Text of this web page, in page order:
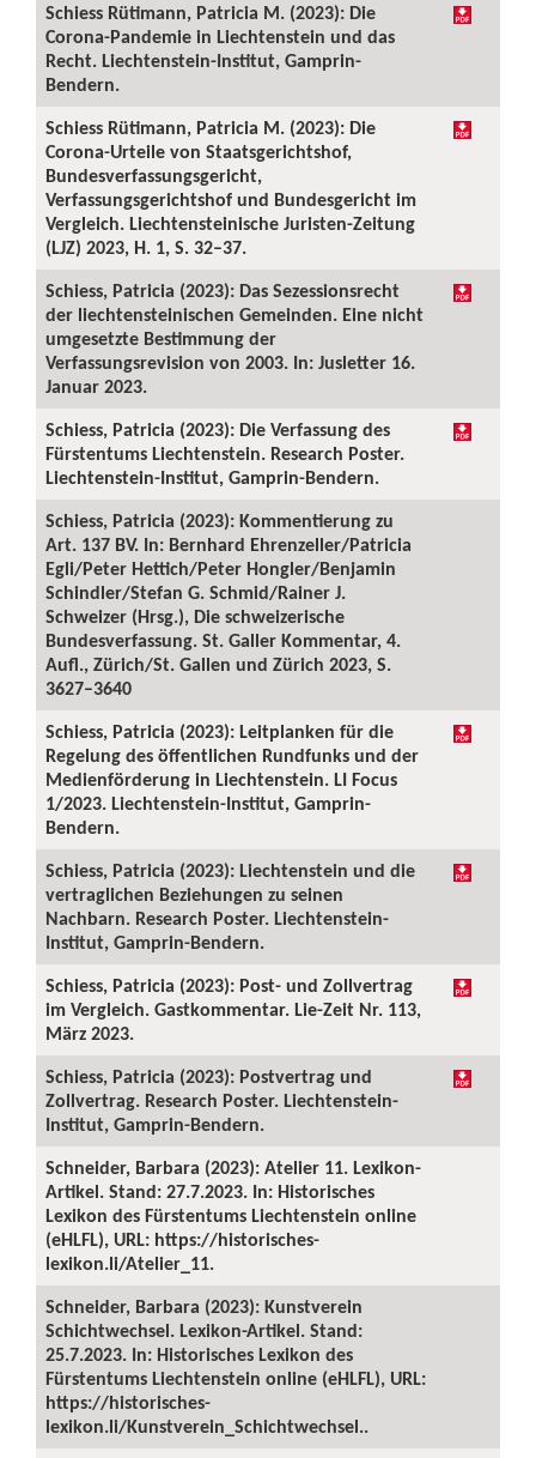
Schiess Rütimann, Patricia M. (2023): Die
Corona-Pandemie in Liechtenstein und das
Recht. Liechtenstein-Institut, Gamprin-
Bendern.
Schiess Rütimann, Patricia M. (2023): Die
Corona-Urteile von Staatsgerichtshof,
Bundesverfassungsgericht,
Verfassungsgerichtshof und Bundesgericht im
Vergleich. Liechtensteinische Juristen-Zeitung
(LJZ) 2023, H. 1, S. 32–37.
Schiess, Patricia (2023): Das Sezessionsrecht
der liechtensteinischen Gemeinden. Eine nicht
umgesetzte Bestimmung der
Verfassungsrevision von 2003. In: Jusletter 16.
Januar 2023.
Schiess, Patricia (2023): Die Verfassung des
Fürstentums Liechtenstein. Research Poster.
Liechtenstein-Institut, Gamprin-Bendern.
Schiess, Patricia (2023): Kommentierung zu
Art. 137 BV. In: Bernhard Ehrenzeller/Patricia
Egli/Peter Hettich/Peter Hongler/Benjamin
Schindler/Stefan G. Schmid/Rainer J.
Schweizer (Hrsg.), Die schweizerische
Bundesverfassung. St. Galler Kommentar, 4.
Aufl., Zürich/St. Gallen und Zürich 2023, S.
3627–3640
Schiess, Patricia (2023): Leitplanken für die
Regelung des öffentlichen Rundfunks und der
Medienförderung in Liechtenstein. LI Focus
1/2023. Liechtenstein-Institut, Gamprin-
Bendern.
Schiess, Patricia (2023): Liechtenstein und die
vertraglichen Beziehungen zu seinen
Nachbarn. Research Poster. Liechtenstein-
Institut, Gamprin-Bendern.
Schiess, Patricia (2023): Post- und Zollvertrag
im Vergleich. Gastkommentar. Lie-Zeit Nr. 113,
März 2023.
Schiess, Patricia (2023): Postvertrag und
Zollvertrag. Research Poster. Liechtenstein-
Institut, Gamprin-Bendern.
Schneider, Barbara (2023): Atelier 11. Lexikon-
Artikel. Stand: 27.7.2023. In: Historisches
Lexikon des Fürstentums Liechtenstein online
(eHLFL), URL: https://historisches-
lexikon.li/Atelier_11.
Schneider, Barbara (2023): Kunstverein
Schichtwechsel. Lexikon-Artikel. Stand:
25.7.2023. In: Historisches Lexikon des
Fürstentums Liechtenstein online (eHLFL), URL:
https://historisches-
lexikon.li/Kunstverein_Schichtwechsel..